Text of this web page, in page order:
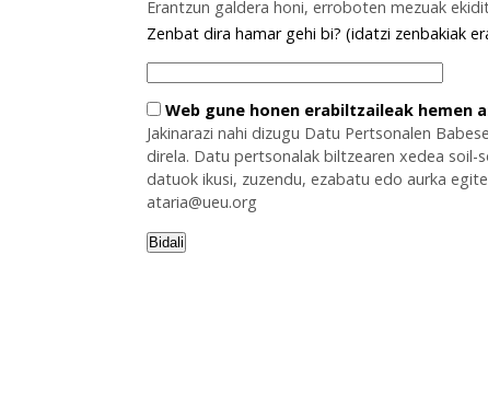
Erantzun galdera honi, erroboten mezuak
Zenbat dira hamar gehi bi? (idatzi zenbakiak
Web gune honen erabiltzaileak
Jakinarazi nahi dizugu Datu Pertsonalen
direla. Datu pertsonalak biltzearen xedea soil-
datuok ikusi, zuzendu, ezabatu edo aurka
ataria@ueu.org
Bidali